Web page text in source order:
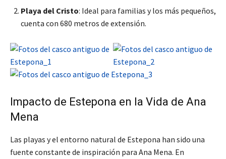
Playa del Cristo: Ideal para familias y los más pequeños,
cuenta con 680 metros de extensión.
Impacto de Estepona en la Vida de Ana
Mena
Las playas y el entorno natural de Estepona han sido una
fuente constante de inspiración para Ana Mena. En